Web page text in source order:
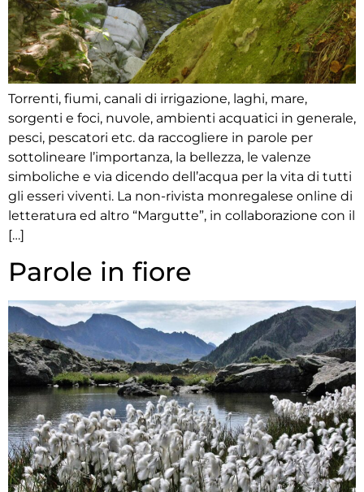
Torrenti, fiumi, canali di irrigazione, laghi, mare,
sorgenti e foci, nuvole, ambienti acquatici in generale,
pesci, pescatori etc. da raccogliere in parole per
sottolineare l’importanza, la bellezza, le valenze
simboliche e via dicendo dell’acqua per la vita di tutti
gli esseri viventi. La non-rivista monregalese online di
letteratura ed altro “Margutte”, in collaborazione con il
[…]
Parole in fiore